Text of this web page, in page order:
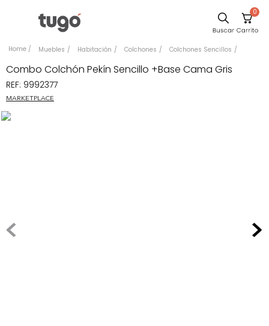
0
Muebles Habitación Colchones Colchones Sencillos
Combo Colchón Pekín Sencillo +Base Cama Gris
REF: 9992377
MARKETPLACE
Comedor
Silla